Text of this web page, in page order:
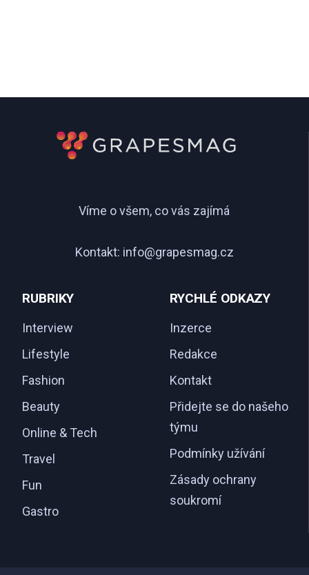
Víme o všem, co vás zajímá
Kontakt: info@grapesmag.cz
RUBRIKY
Interview
Lifestyle
Fashion
Beauty
Online & Tech
Travel
Fun
Gastro
RYCHLÉ ODKAZY
Inzerce
Redakce
Kontakt
Přidejte se do našeho
týmu
Podmínky užívání
Zásady ochrany
soukromí